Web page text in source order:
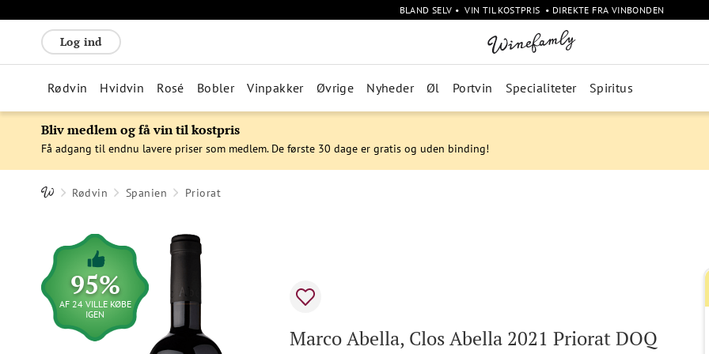
BLAND SELV • VIN TIL KOSTPRIS • DIREKTE FRA VINBONDEN
Log ind
Rødvin Hvidvin Rosé Bobler Vinpakker Øvrige Nyheder Øl Portvin Specialiteter Spiritus
Bliv medlem og få vin til kostpris
Få adgang til endnu lavere priser som medlem. De første 30 dage er gratis og uden binding!
Rødvin Spanien Priorat
Marco Abella, Clos Abella 2021 Priorat DOQ
95%
AF 24 VILLE KØBE
IGEN